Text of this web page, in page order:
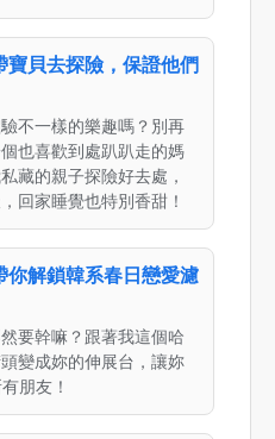
寶貝去探險，保證他們
不一樣的樂趣嗎？別再
也喜歡到處趴趴走的媽
藏的親子探險好去處，
回家睡覺也特別香甜！
你解鎖韓系春日戀愛濾
要幹嘛？跟著我這個哈
變成妳的伸展台，讓妳
朋友！